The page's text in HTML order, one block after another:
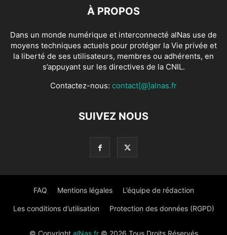
À PROPOS
Dans un monde numérique et interconnecté alNas use de
moyens techniques actuels pour protéger la Vie privée et
la liberté de ses utilisateurs, membres ou adhérents, en
s’appuyant sur les directives de la CNIL.
Contactez-nous: contact[@]alnas.fr
SUIVEZ NOUS
FAQ Mentions légales L’équipe de rédaction
Les conditions d’utilisation Protection des données (RGPD)
© Copyright alNas.fr© 2026 Tous Droits Réservés